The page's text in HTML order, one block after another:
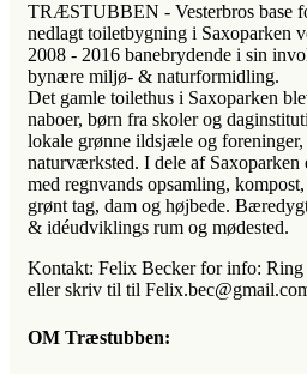
TRÆSTUBBEN - Vesterbros base
nedlagt toiletbygning i Saxoparken
2008 - 2016 banebrydende i sin
bynære miljø- & naturformidling.
Det gamle toilethus i Saxoparken
naboer, børn fra skoler og
lokale grønne ildsjæle og
naturværksted. I dele af Saxoparken
med regnvands opsamling,
grønt tag, dam og højbede.
& idéudviklings rum og mødested.
Kontakt: Felix Becker for info: Ring
eller skriv til til
OM Træstubben: